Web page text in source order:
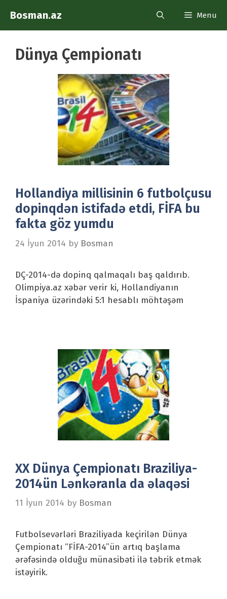
content
Bosman.az Menu
Dünya Çempionatı
Hollandiya millisinin 6 futbolçusu
dopinqdən istifadə etdi, FİFA bu
fakta göz yumdu
24 İyun 2014 by Bosman
DÇ-2014-də dopinq qalmaqalı baş qaldırıb.
Olimpiya.az xəbər verir ki, Hollandiyanın
İspaniya üzərindəki 5:1 hesablı möhtəşəm
XX Dünya Çempionatı Braziliya-
2014ün Lənkəranla da əlaqəsi
11 İyun 2014 by Bosman
Futbolsevərləri Braziliyada keçirilən Dünya
Çempionatı “FİFA-2014”ün artıq başlama
ərəfəsində olduğu münasibəti ilə təbrik etmək
istəyirik.